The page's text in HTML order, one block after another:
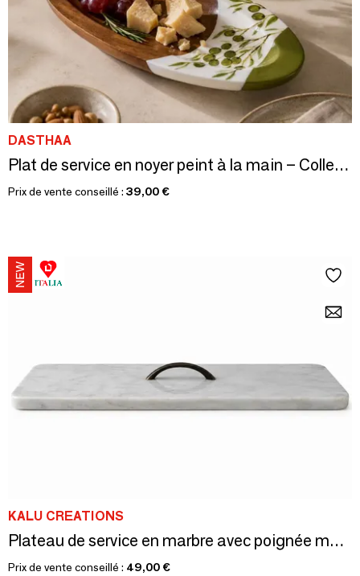
DASTHAA
Plat de service en noyer peint à la main – Collection Olive
Prix de vente conseillé : 39,00 €
KALU CREATIONS
Plateau de service en marbre avec poignée métallique –Élégance artisal
Prix de vente conseillé : 49,00 €